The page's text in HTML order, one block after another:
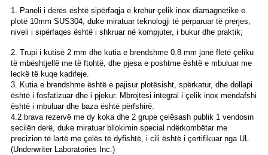
1. Paneli i derës është sipërfaqja e krehur çelik inox diamagnetike e
plotë 10mm SUS304, duke miratuar teknologji të përparuar të prerjes,
niveli i sipërfaqes është i shkruar në kompjuter, i bukur dhe praktik;
2. Trupi i kutisë 2 mm dhe kutia e brendshme 0.8 mm janë fletë çeliku
të mbështjellë me të ftohtë, dhe pjesa e poshtme është e mbuluar me
leckë të kuqe kadifeje.
3. Kutia e brendshme është e pajisur plotësisht, spërkatur, dhe dollapi
është i fosfatizuar dhe i pjekur. Mbrojtësi integral i çelik inox mëndafshi
është i mbuluar dhe baza është përfshirë.
4.2 brava rezervë me dy koka dhe 2 grupe çelësash publik 1 vendosin
secilën derë, duke miratuar bllokimin special ndërkombëtar me
precizion të lartë me çelës të dyfishtë, i cili është i çertifikuar nga UL
(Underwriter Laboratories Inc.)